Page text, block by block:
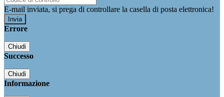
E-mail inviata, si prega di controllare la casella di posta elettronica!
Errore
Chiudi
Successo
Chiudi
Informazione